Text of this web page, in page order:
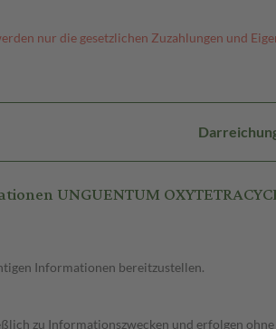
nur die gesetzlichen Zuzahlungen und
UNGUENTUM
Informationen bereitzustellen.
zu Informationszwecken und erfolgen